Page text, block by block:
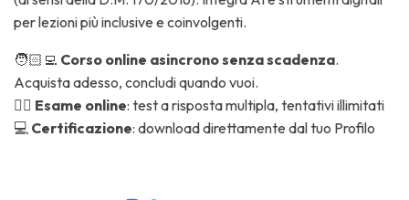
per lezioni più inclusive e coinvolgenti.
🧑🏻‍💻 Corso online asincrono senza scadenza.
Acquista adesso, concludi quando vuoi.
✍🏼 Esame online: test a risposta multipla, tentativi illimitati
💻 Certificazione: download direttamente dal tuo Profilo